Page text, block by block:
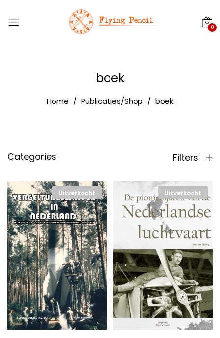
0
boek
Home Publicaties/Shop boek
Categories Filters
Uitverkocht Uitverkocht